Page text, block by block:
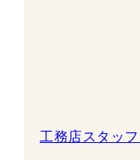
工務店スタッ